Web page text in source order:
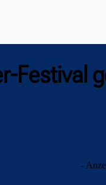
Festival
-